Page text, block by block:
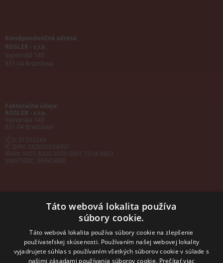
Korešpondenčná adresa:
ROSLER - s.r.o.
Vajnorská 140
831 04 Bratislava
Fakturačné údaje:
ROSLER - s.r.o.
Vajnorská 140
831 04 Bratislava
IČO: 31352243
IČ DPH: SK2020294991
IBAN: SK55 8420 0000 0001 7514 0603
SWIFT/BIC: BFKKSKBB
sales@rosler.sk
Regionálni zástupcovia
Západ a stred:
+421 903 728 402
Táto webová lokalita používa
súbory cookie.
Táto webová lokalita používa súbory cookie na zlepšenie
používateľskej skúsenosti. Používaním našej webovej lokality
vyjadrujete súhlas s používaním všetkých súborov cookie v súlade s
našimi zásadami používania súborov cookie. Prečítať viac